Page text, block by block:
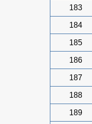
183
184
185
186
187
188
189